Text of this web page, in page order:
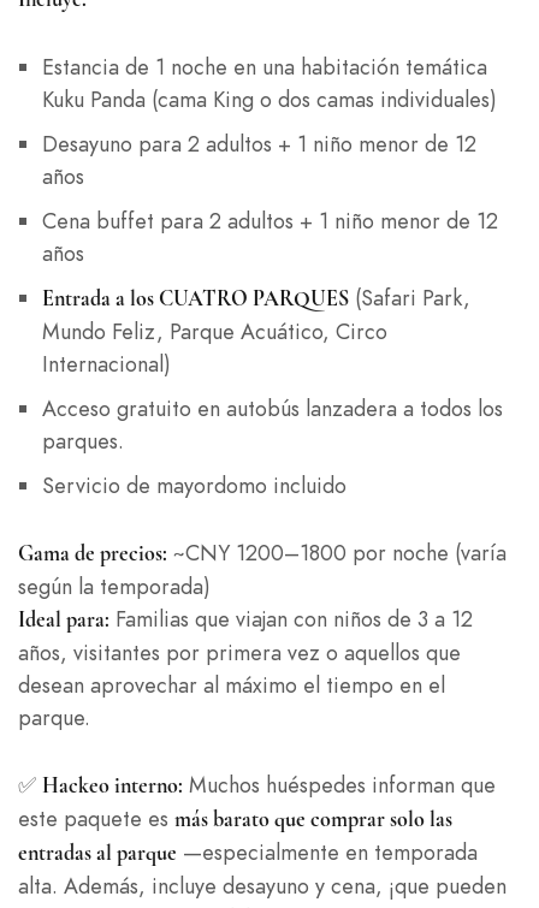
Estancia de 1 noche en una habitación temática
Kuku Panda (cama King o dos camas individuales)
Desayuno para 2 adultos + 1 niño menor de 12
años
Cena buffet para 2 adultos + 1 niño menor de 12
años
Entrada a los CUATRO PARQUES(Safari Park,
Mundo Feliz, Parque Acuático, Circo
Internacional)
Acceso gratuito en autobús lanzadera a todos los
parques.
Servicio de mayordomo incluido
Gama de precios: ~CNY 1200–1800 por noche (varía
según la temporada)
Ideal para: Familias que viajan con niños de 3 a 12
años, visitantes por primera vez o aquellos que
desean aprovechar al máximo el tiempo en el
parque.
✅ Hackeo interno: Muchos huéspedes informan que
este paquete es más barato que comprar solo las
entradas al parque —especialmente en temporada
alta. Además, incluye desayuno y cena, ¡que pueden